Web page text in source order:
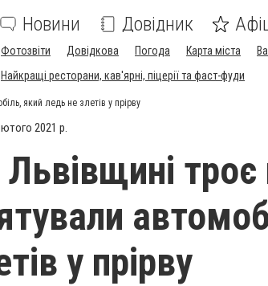
Новини Довідник
Фотозвіти Довідкова Погода Карта міста
Найкращі ресторани, кав'ярні, піцерії та фаст-фуди
який ледь не злетів у прірву
2021 р.
у прірву